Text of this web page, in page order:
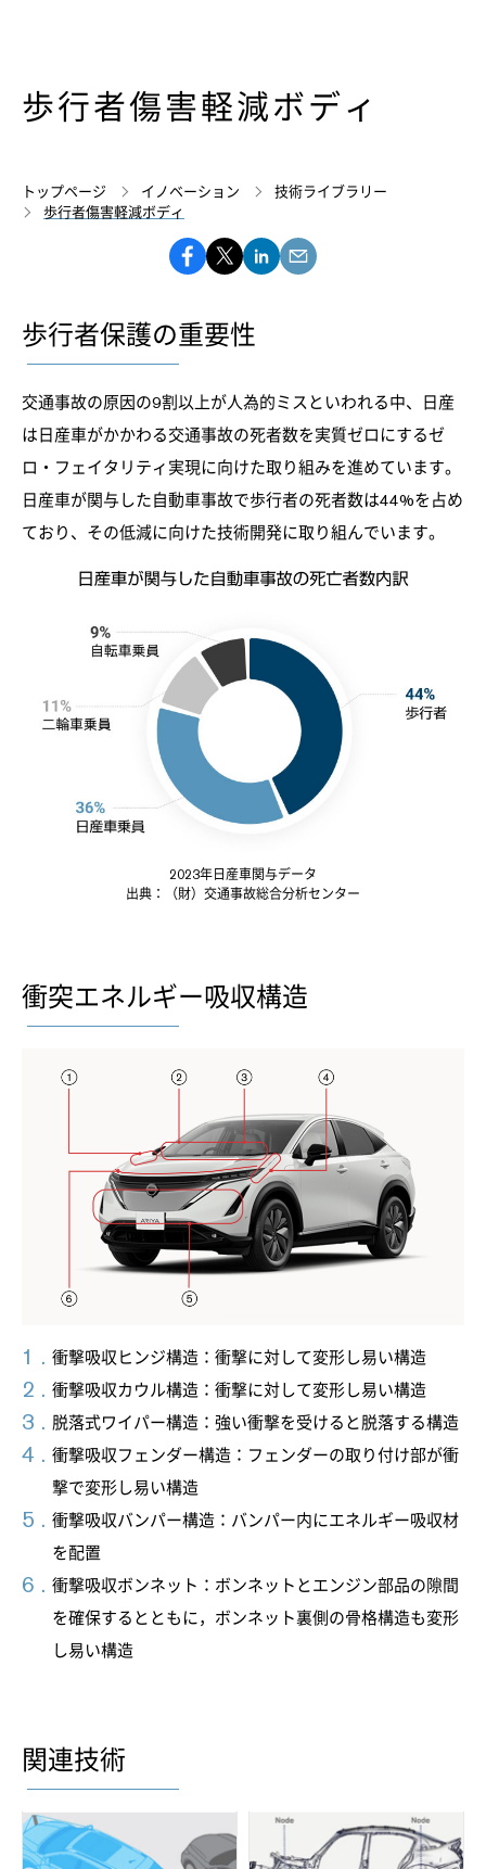
歩行者傷害軽減ボディ
トップページ イノベーション
技術ライブラリー
歩行者傷害軽減ボディ
歩行者保護の重要性
交通事故の原因の9割以上が人為的ミスといわれる中、日産
は日産車がかかわる交通事故の死者数を実質ゼロにするゼ
ロ・フェイタリティ実現に向けた取り組みを進めています。​
日産車が関与した自動車事故で歩行者の死者数は44%を占め
ており、その低減に向けた技術開発に取り組んでいます。​
2023年日産車関与データ​
出典：（財）交通事故総合分析センター
衝突エネルギー吸収構造
衝撃吸収ヒンジ構造：衝撃に対して変形し易い構造
衝撃吸収カウル構造：衝撃に対して変形し易い構造
脱落式ワイパー構造：強い衝撃を受けると脱落する構造
衝撃吸収フェンダー構造：フェンダーの取り付け部が衝
撃で変形し易い構造
衝撃吸収バンパー構造：バンパー内にエネルギー吸収材
を配置
衝撃吸収ボンネット：ボンネットとエンジン部品の隙間
を確保するとともに，ボンネット裏側の骨格構造も変形
し易い構造
関連技術